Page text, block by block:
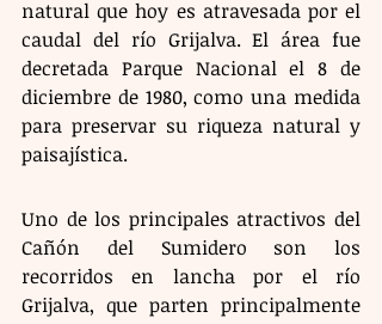
natural que hoy es atravesada por el
caudal del río Grijalva. El área fue
decretada Parque Nacional el 8 de
diciembre de 1980, como una medida
para preservar su riqueza natural y
paisajística.
Uno de los principales atractivos del
Cañón del Sumidero son los
recorridos en lancha por el río
Grijalva, que parten principalmente